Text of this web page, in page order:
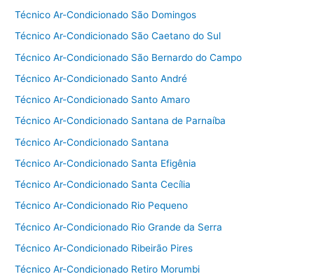
Técnico Ar-Condicionado São Domingos
Técnico Ar-Condicionado São Caetano do Sul
Técnico Ar-Condicionado São Bernardo do Campo
Técnico Ar-Condicionado Santo André
Técnico Ar-Condicionado Santo Amaro
Técnico Ar-Condicionado Santana de Parnaíba
Técnico Ar-Condicionado Santana
Técnico Ar-Condicionado Santa Efigênia
Técnico Ar-Condicionado Santa Cecília
Técnico Ar-Condicionado Rio Pequeno
Técnico Ar-Condicionado Rio Grande da Serra
Técnico Ar-Condicionado Ribeirão Pires
Técnico Ar-Condicionado Retiro Morumbi